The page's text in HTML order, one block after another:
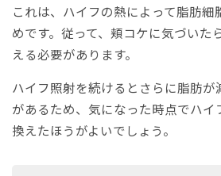
これは、ハイフの熱によって脂肪細
めです。従って、頬コケに気づいた
える必要があります。
ハイフ照射を続けるとさらに脂肪
があるため、気になった時点でハイ
換えたほうがよいでしょう。